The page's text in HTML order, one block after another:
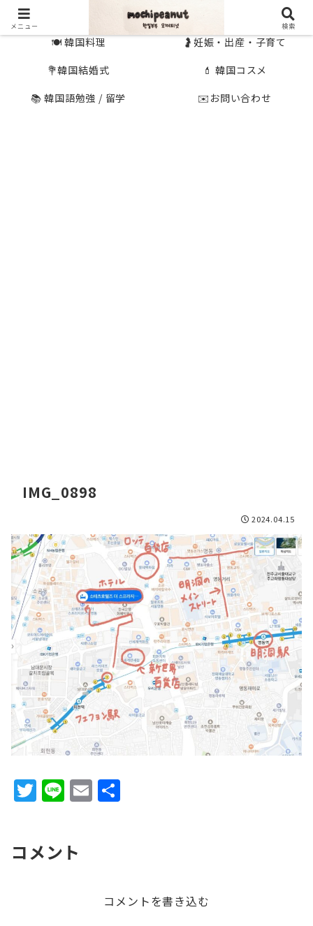
🍽 韓国料理
🤰妊娠・出産・子育て
💐韓国結婚式
💄 韓国コスメ
📚 韓国語勉強 / 留学
✉️お問い合わせ
IMG_0898
2024.04.15
T
w
te
Li
n
E
m
コメント
コメントを書き込む
メニュー 検索